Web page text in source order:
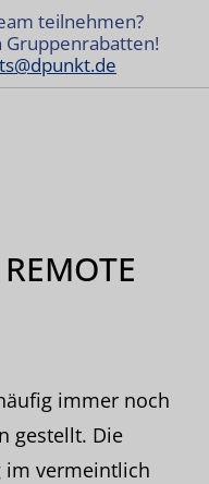
teilnehmen?
Gruppenrabatten!
immer noch
gestellt. Die
im vermeintlich